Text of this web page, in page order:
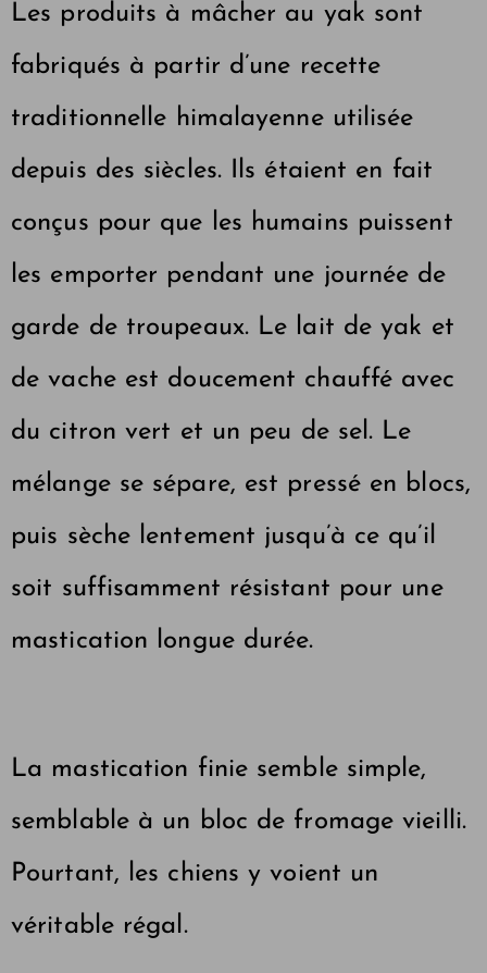
Les produits à mâcher au yak sont
fabriqués à partir d’une recette
traditionnelle himalayenne utilisée
depuis des siècles. Ils étaient en fait
conçus pour que les humains puissent
les emporter pendant une journée de
garde de troupeaux. Le lait de yak et
de vache est doucement chauffé avec
du citron vert et un peu de sel. Le
mélange se sépare, est pressé en blocs,
puis sèche lentement jusqu’à ce qu’il
soit suffisamment résistant pour une
mastication longue durée.
La mastication finie semble simple,
semblable à un bloc de fromage vieilli.
Pourtant, les chiens y voient un
véritable régal.